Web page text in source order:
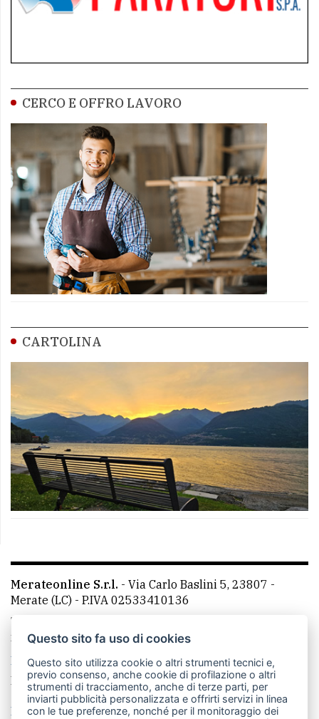
CERCO E OFFRO LAVORO
CARTOLINA
Merateonline S.r.l. - Via Carlo Baslini 5, 23807 -
Merate (LC) - P.IVA 02533410136
Telefono:
mail: redazione@leccoonline.com
La redazione
MerateOnline CasateOnline
RSS
Made by VIP
Privacy policy Cookie policy
Questo sito fa uso di cookies
Questo sito utilizza cookie o altri strumenti tecnici e,
previo consenso, anche cookie di profilazione o altri
strumenti di tracciamento, anche di terze parti, per
inviarti pubblicità personalizzata e offrirti servizi in linea
con le tue preferenze, nonché per il monitoraggio dei